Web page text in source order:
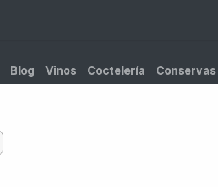
Blog Vinos Coctelería Conservas